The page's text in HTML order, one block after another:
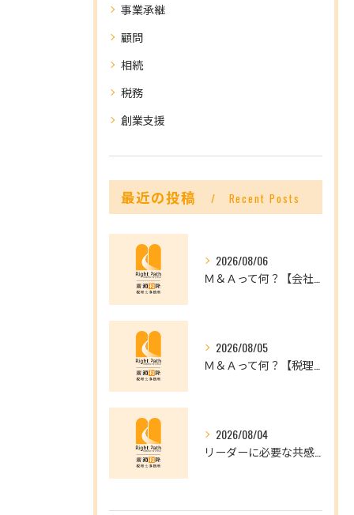
事業承継
顧問
相続
税務
創業支援
最近の投稿 Recent Posts
2026/08/06
2026/08/05
2026/08/04